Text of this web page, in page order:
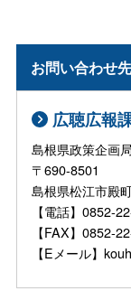
お問い合わせ
広聴広報
島根県政策企画
〒690-8501
島根県松江市
【電話】0852-
【FAX】0852-
【Eメール】